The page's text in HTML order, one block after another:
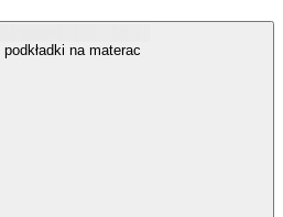
na materac